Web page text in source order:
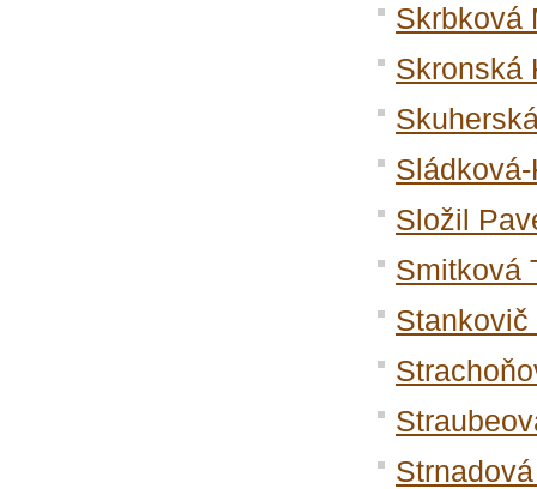
Skrbková
Skronská
Složil
Smitková